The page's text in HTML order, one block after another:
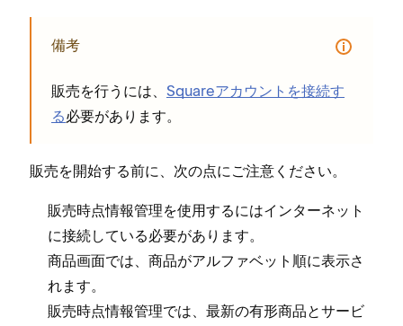
備考
販売を行うには⁠、 Squareアカウントを接続す
る必要があります⁠。
販売を開始する前に⁠、次の点にご注意ください⁠。
販売時点情報管理を使用するにはインタ⁠ーネ⁠ット
に接続している必要があります⁠。
商品画面では⁠、商品がアルフ⁠ァベ⁠ット順に表示さ
れます⁠。
販売時点情報管理では⁠、最新の有形商品とサ⁠ービ